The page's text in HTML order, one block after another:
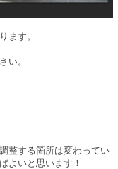
ます。
い。
整する箇所は変わってい
よいと思います！